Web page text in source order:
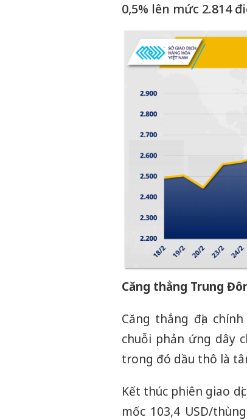
0,5% lên mức 2.814
Căng thẳng Trung
Căng thẳng địa
chuỗi phản ứng dây
trong đó dầu thô là
Kết thúc phiên giao
mốc 103,4 USD/